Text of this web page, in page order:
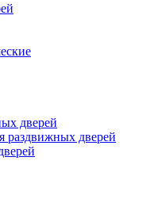
дверей
раздвижных дверей